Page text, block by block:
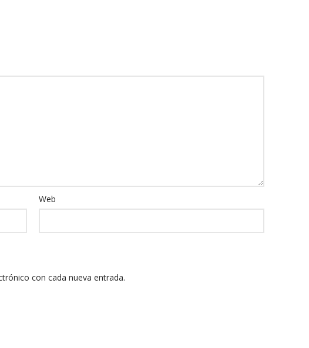
Web
con cada nueva entrada.